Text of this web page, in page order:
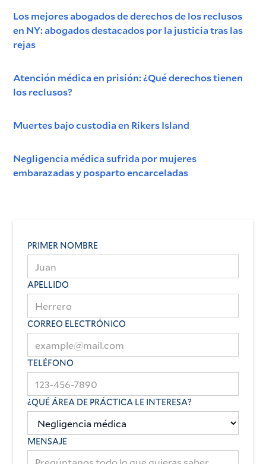
Los mejores abogados de derechos de los reclusos
en NY: abogados destacados por la justicia tras las
rejas
Atención médica en prisión: ¿Qué derechos tienen
los reclusos?
Muertes bajo custodia en Rikers Island
Negligencia médica sufrida por mujeres
embarazadas y posparto encarceladas
PRIMER NOMBRE
APELLIDO
CORREO ELECTRÓNICO
TELÉFONO
¿QUÉ ÁREA DE PRÁCTICA LE INTERESA?
MENSAJE